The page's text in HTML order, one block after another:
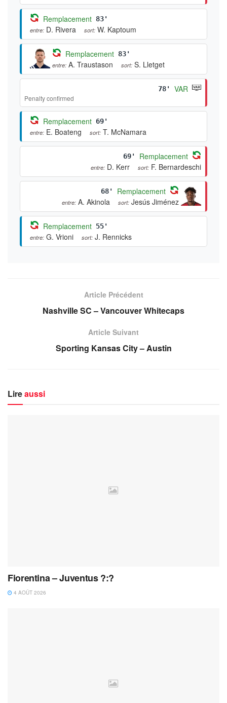
Remplacement 83'
entre: D. Rivera sort: W. Kaptoum
Remplacement 83'
entre: A. Traustason sort: S. Lletget
78' VAR
Penalty confirmed
Remplacement 69'
entre: E. Boateng sort: T. McNamara
69' Remplacement
entre: D. Kerr sort: F. Bernardeschi
68' Remplacement
entre: A. Akinola sort: Jesús Jiménez
Remplacement 55'
entre: G. Vrioni sort: J. Rennicks
Article Précédent
Nashville SC – Vancouver Whitecaps
Article Suivant
Sporting Kansas City – Austin
Lireaussi
Fiorentina – Juventus ?:?
4 AOÛT 2026